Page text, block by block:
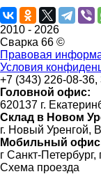
2010 - 2026
Сварка 66 ©
Правовая
Условия
+7 (343) 226-08-36,
Головной офис:
620137 г.
Склад в Новом
г. Новый Уренгой,
Мобильный офис
г Санкт-
Схема проезда